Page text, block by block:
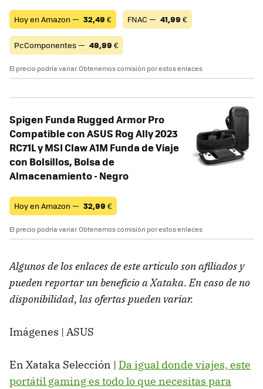
Hoy en Amazon — 32,49 € FNAC — 41,99 €
PcComponentes — 49,99 €
El precio podría variar. Obtenemos comisión por estos enlaces
Spigen Funda Rugged Armor Pro
Compatible con ASUS Rog Ally 2023
RC71L y MSI Claw A1M Funda de Viaje
con Bolsillos, Bolsa de
Almacenamiento - Negro
Hoy en Amazon — 32,99 €
El precio podría variar. Obtenemos comisión por estos enlaces
Algunos de los enlaces de este artículo son afiliados y
pueden reportar un beneficio a Xataka. En caso de no
disponibilidad, las ofertas pueden variar.
Imágenes | ASUS
En Xataka Selección | Da igual donde viajes, este
portátil gaming es todo lo que necesitas para